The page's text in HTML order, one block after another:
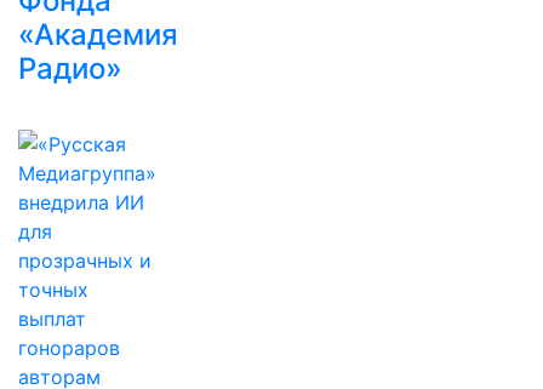
«Академия
Радио»